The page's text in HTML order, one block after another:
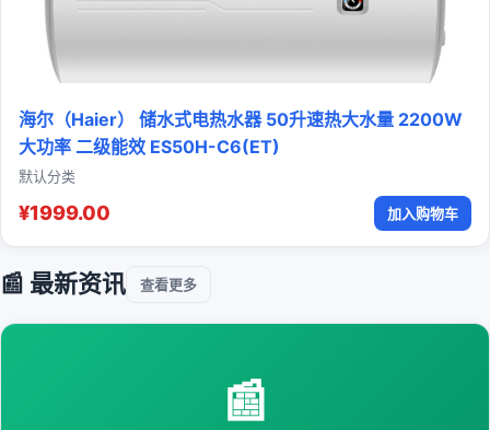
海尔（Haier） 储水式电热水器 50升速热大水量 2200W
大功率 二级能效 ES50H-C6(ET)
默认分类
¥1999.00 加入购物车
📰 最新资讯 查看更多
📰